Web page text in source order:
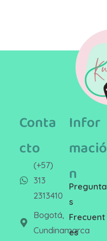
Conta
cto
(+57)
313
2313410
Bogotá,
Cundinamarca
Infor
mació
n
Pregunta
s
Frecuent
es